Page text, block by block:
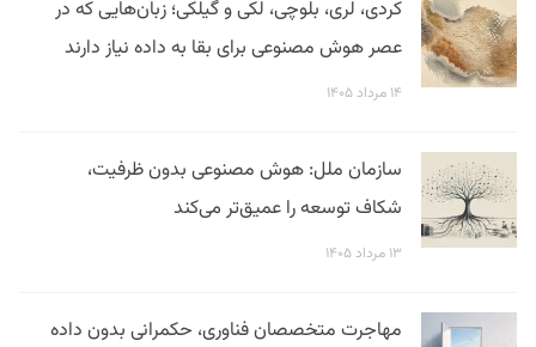
کردی، لری، بلوچی، لکی و گیلکی؛ زبان‌هایی که در
عصر هوش مصنوعی برای بقا به داده نیاز دارند
۱۴ مرداد ۱۴۰۵
سازمان ملل: هوش مصنوعی بدون ظرفیت،
شکاف توسعه را عمیق‌تر می‌کند
۱۳ مرداد ۱۴۰۵
مهاجرت متخصصان فناوری، حکمرانی بدون داده